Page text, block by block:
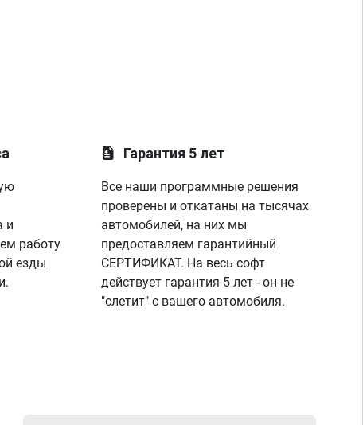
и
работу
езды
Гарантия 5 лет
Все наши программные решения
проверены и откатаны на тысячах
автомобилей, на них мы
предоставляем гарантийный
СЕРТИФИКАТ. На весь софт
действует гарантия 5 лет - он не
"слетит" с вашего автомобиля.